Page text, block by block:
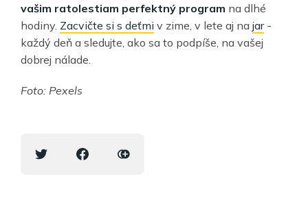
vašim ratolestiam perfektný program na dlhé
hodiny. Zacvičte si s deťmi v zime, v lete aj na jar-
každý deň a sledujte, ako sa to podpíše, na vašej
dobrej nálade.
Foto: Pexels